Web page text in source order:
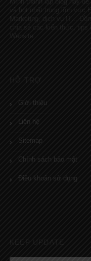
Mình thành lập blog này
và hot nhất trong lĩnh vực
Marketing, dịch vụ IT...
chia sẻ các kiến thức, tips
Website
HỖ TRỢ
Giới thiệu
Liên hệ
Sitemap
Chính sách bảo mật
Điều khoản sử dụng
KEEP UPDATE